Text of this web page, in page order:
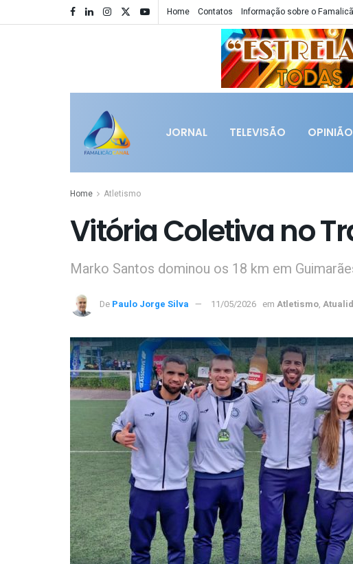
Home Contatos Informação sobre o
JORNAL TELEVISÃO OPINIÃO
Home Atletismo
Vitória Coletiva no
Marko Santos dominou os 18 km em
De Paulo Jorge Silva 11/05/2026 em Atletismo,